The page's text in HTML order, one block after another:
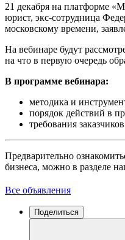
21 декабря на платформе
юрист, экс-сотрудница
московскому времени,
На вебинаре будут
на что в первую очередь
В программе вебинара:
методика и
порядок действий в
требования
Предварительно
бизнеса, можно в разделе
Все объявления
Поделиться